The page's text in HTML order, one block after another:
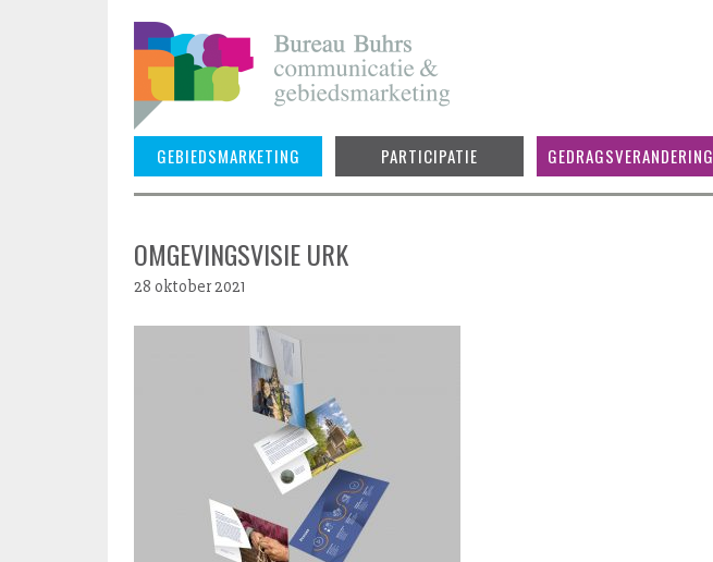
Skip
to
content
GEBIEDSMARKETING PARTICIPATIE GEDRAGSVERANDERING
OMGEVINGSVISIE URK
28 oktober 2021